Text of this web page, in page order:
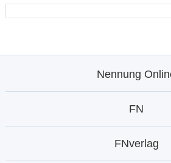
Nennung
FN
FNverlag